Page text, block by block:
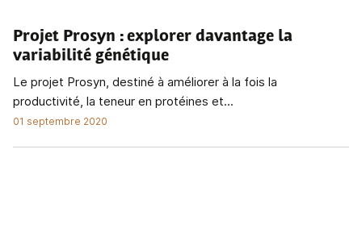
Projet Prosyn : explorer davantage la
variabilité génétique
Le projet Prosyn, destiné à améliorer à la fois la
productivité, la teneur en protéines et...
01 septembre 2020